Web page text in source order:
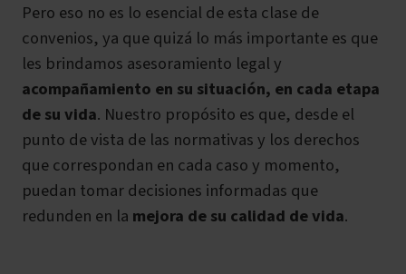
Pero eso no es lo esencial de esta clase de
convenios, ya que quizá lo más importante es que
les brindamos asesoramiento legal y
acompañamiento en su situación, en cada etapa
de su vida. Nuestro propósito es que, desde el
punto de vista de las normativas y los derechos
que correspondan en cada caso y momento,
puedan tomar decisiones informadas que
redunden en la mejora de su calidad de vida.